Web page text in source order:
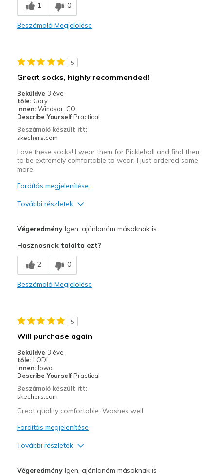
Stylish
Going Out
Travel
Width
Feels true to width
Sizing
View On Shoes
I'm Into Shoes
1 0
Beszámoló Megjelölése
5
Great socks, highly recommended!
Beküldve 3 éve
tőle: Gary
Innen: Windsor, CO
Describe Yourself Practical
Beszámoló készült itt:
skechers.com
Love these socks! I wear them for Pickleball and find them
to be extremely comfortable to wear. I just ordered some
more.
Fordítás megjelenítése
További részletek
Comfortable
Legjobb használat
Pickleball
Sizing
Feels true to size
View On Shoes
Shoes are for Wearing
VégeredményIgen, ajánlanám másoknak is
Hasznosnak találta ezt?
2 0
Beszámoló Megjelölése
5
Will purchase again
Beküldve 3 éve
tőle: LODI
Innen: Iowa
Describe Yourself Practical
Beszámoló készült itt:
skechers.com
Great quality comfortable. Washes well.
Fordítás megjelenítése
További részletek
VégeredményIgen, ajánlanám másoknak is